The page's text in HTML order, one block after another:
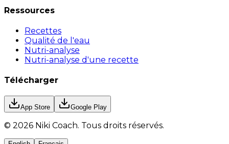
Ressources
Recettes
Qualité de l'eau
Nutri-analyse
Nutri-analyse d'une recette
Télécharger
App Store Google Play
© 2026 Niki Coach. Tous droits réservés.